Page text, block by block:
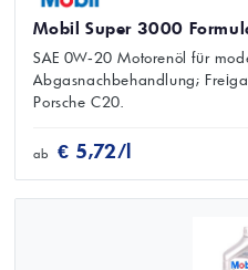
Mobil Super 3000
SAE 0W‑20 Motorenöl für
Abgasnachbehandlung;
Porsche C20.
ab € 5,72/l